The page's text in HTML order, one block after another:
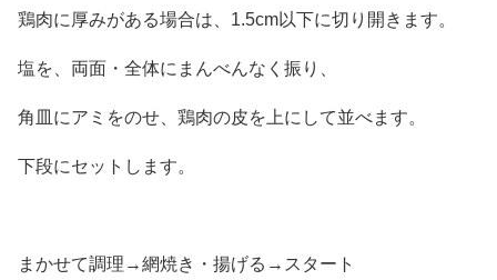
鶏肉に厚みがある場合は、1.5cm以下に切り開きます。
塩を、両面・全体にまんべんなく振り、
角皿にアミをのせ、鶏肉の皮を上にして並べます。
下段にセットします。
まかせて調理→網焼き・揚げる→スタート